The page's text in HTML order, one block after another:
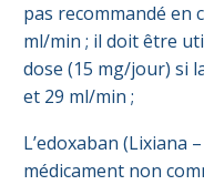
pas recommandé en
ml/min ; il doit être
dose (15 mg/jour) si
et 29 ml/min ;
L’edoxaban (Lixiana
médicament non